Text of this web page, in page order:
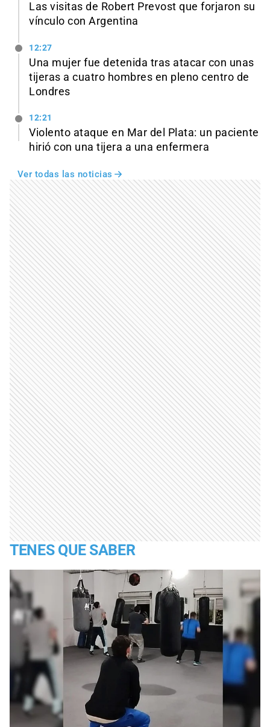
Las visitas de Robert Prevost que forjaron su
vínculo con Argentina
12:27
Una mujer fue detenida tras atacar con unas
tijeras a cuatro hombres en pleno centro de
Londres
12:21
Violento ataque en Mar del Plata: un paciente
hirió con una tijera a una enfermera
Ver todas las noticias
TENES QUE SABER